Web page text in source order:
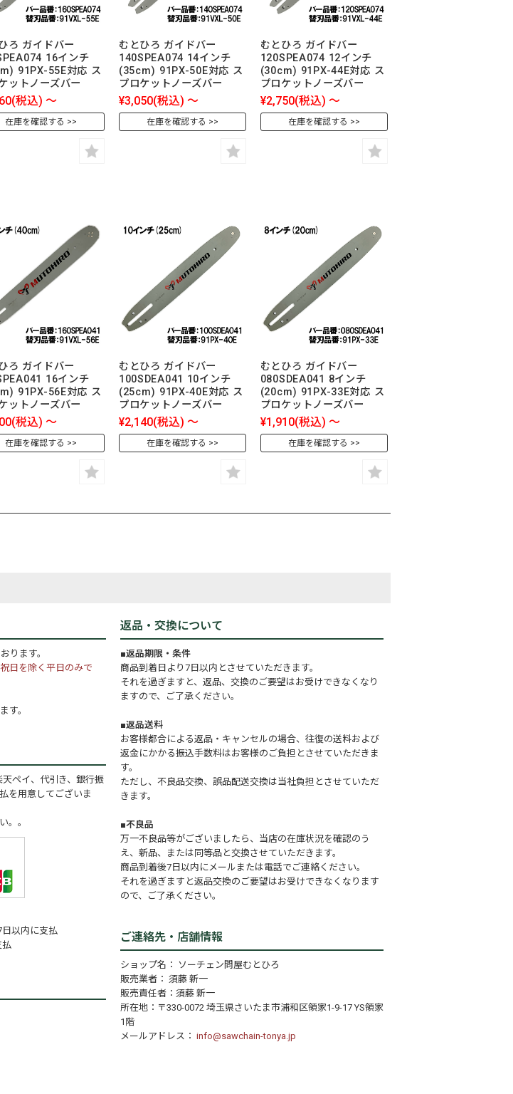
ろ ガイドバー
16インチ
91PX-55E対応 ス
ットノーズバー
(税込) ～
在庫を確認する
むとひろ ガイドバー
140SPEA074 14インチ
(35cm) 91PX-50E対応 ス
プロケットノーズバー
¥3,050(税込) ～
在庫を確認する
むとひろ ガイドバー
120SPEA074 12インチ
(30cm) 91PX-44E対応 ス
プロケットノーズバー
¥2,750(税込) ～
在庫を確認する
ろ ガイドバー
16インチ
91PX-56E対応 ス
ットノーズバー
(税込) ～
在庫を確認する
むとひろ ガイドバー
100SDEA041 10インチ
(25cm) 91PX-40E対応 ス
プロケットノーズバー
¥2,140(税込) ～
在庫を確認する
むとひろ ガイドバー
080SDEA041 8インチ
(20cm) 91PX-33E対応 ス
プロケットノーズバー
¥1,910(税込) ～
在庫を確認する
ります。
日を除く平日のみで
す。
ペイ、代引き、銀行振
を用意してございま
。。
以内に支払
払
返品・交換について
■返品期限・条件
商品到着日より7日以内とさせていただきます。
それを過ぎますと、返品、交換のご要望はお受けできなくなり
ますので、ご了承ください。
■返品送料
お客様都合による返品・キャンセルの場合、往復の送料および
返金にかかる振込手数料はお客様のご負担とさせていただきま
す。
ただし、不良品交換、誤品配送交換は当社負担とさせていただ
きます。
■不良品
万一不良品等がございましたら、当店の在庫状況を確認のう
え、新品、または同等品と交換させていただきます。
商品到着後7日以内にメールまたは電話でご連絡ください。
それを過ぎますと返品交換のご要望はお受けできなくなります
ので、ご了承ください。
ご連絡先・店舗情報
ショップ名： ソーチェン問屋むとひろ
販売業者： 須藤 新一
販売責任者：須藤 新一
所在地：〒330-0072 埼玉県さいたま市浦和区領家1-9-17 YS領家
1階
メールアドレス： info@sawchain-tonya.jp